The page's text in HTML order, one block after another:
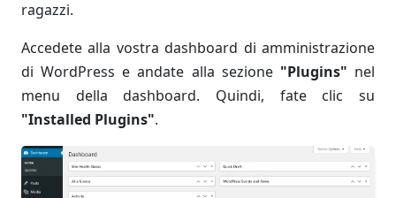
ragazzi.
Accedete alla vostra dashboard di amministrazione
di WordPress e andate alla sezione "Plugins" nel
menu della dashboard. Quindi, fate clic su
"Installed Plugins".